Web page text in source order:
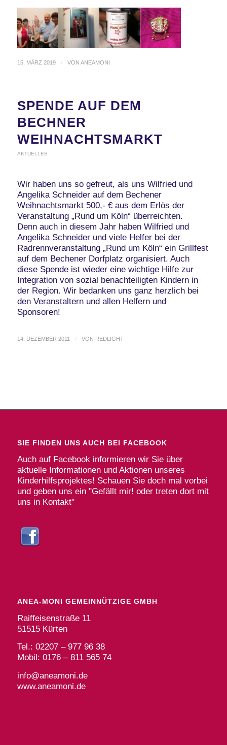
15. MÄRZ 2019 / VON ANEAMONI
SPENDE AUF DEM
BECHNER
WEIHNACHTSMARKT
AKTUELLES
Wir haben uns so gefreut, als uns Wilfried und
Angelika Schneider auf dem Bechener
Weihnachtsmarkt 500,- € aus dem Erlös der
Veranstaltung „Rund um Köln“ überreichten.
Denn auch in diesem Jahr haben Wilfried und
Angelika Schneider und viele Helfer bei der
Radrennveranstaltung „Rund um Köln“ ein Grillfest
auf dem Bechener Dorfplatz organisiert. Auch
diese Spende ist wieder eine wichtige Hilfe zur
Integration von sozial benachteiligten Kindern in
der Region. Wir bedanken uns ganz herzlich bei
den Veranstaltern und allen Helfern und
Sponsoren!
14. DEZEMBER 2011 / VON REDLIGHT
SIE FINDEN UNS AUCH BEI FACEBOOK
Auch auf Facebook informieren wir Sie über
aktuelle Informationen und Aktionen unseres
Kinderhilfsprojektes! Schauen Sie doch mal vorbei
und geben uns ein "Gefällt mir! oder treten dort mit
uns in Kontakt"
ANEA-MONI GEMEINNÜTZIGE GMBH
Raiffeisenstraße 11
51515 Kürten
Tel.: 02207 – 977 96 38
Mobil: 0176 – 811 565 74
info@aneamoni.de
www.aneamoni.de